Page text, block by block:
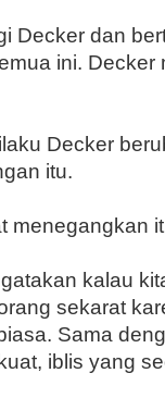
Decker dan
ini. Decker
Decker
itu.
menegangkan
kalau
sekarat
Sama
iblis yang